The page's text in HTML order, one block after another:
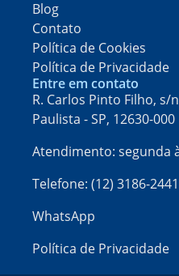
Blog
Contato
Política de Cookies
Política de Privacidade
Entre em contato
R. Carlos Pinto Filho, s/
Paulista - SP, 12630-000​
Atendimento: segunda
Telefone: (12) 3186-2441
WhatsApp
Política de Privacidade